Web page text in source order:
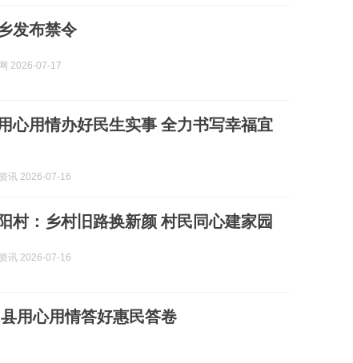
发布禁令
2026-07-17
心用情办好民生实事 全力书写幸福宜
讯 2026-07-16
村：乡村旧路换新颜 村民同心建家园
讯 2026-07-16
用心用情答好惠民答卷